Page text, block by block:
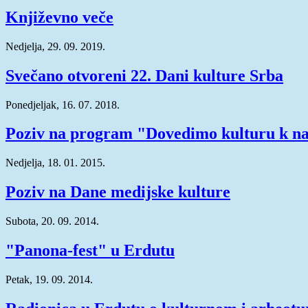
Književno veče
Nedjelja, 29. 09. 2019.
Svečano otvoreni 22. Dani kulture Srba
Ponedjeljak, 16. 07. 2018.
Poziv na program "Dovedimo kulturu k
Nedjelja, 18. 01. 2015.
Poziv na Dane medijske kulture
Subota, 20. 09. 2014.
"Panona-fest" u Erdutu
Petak, 19. 09. 2014.